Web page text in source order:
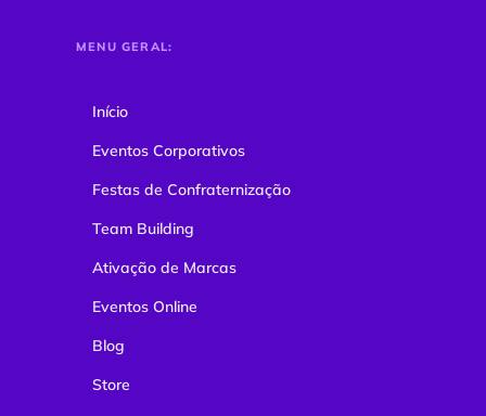
MENU GERAL:
Início
Eventos Corporativos
Festas de Confraternização
Team Building
Ativação de Marcas
Eventos Online
Blog
Store